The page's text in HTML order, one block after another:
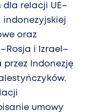
dla relacji UE–
indonezyjskiej
oraz
i Izrael–
przez Indonezję
umowy